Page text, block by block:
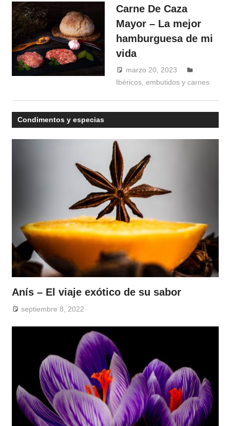
Carne De Caza
Mayor – La mejor
hamburguesa de mi
vida
marzo 20, 2023
Windrose
Ibéricos, embutidos y carnes
Condimentos y especias
Anís – El viaje exótico de su sabor
septiembre 8, 2022